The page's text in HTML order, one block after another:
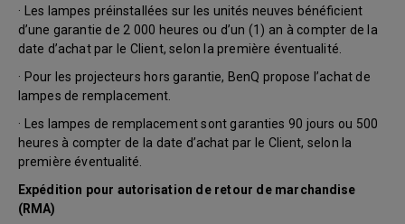
· Les lampes préinstallées sur les unités neuves bénéficient
d’une garantie de 2 000 heures ou d’un (1) an à compter de la
date d’achat par le Client, selon la première éventualité.
· Pour les projecteurs hors garantie, BenQ propose l’achat de
lampes de remplacement.
· Les lampes de remplacement sont garanties 90 jours ou 500
heures à compter de la date d’achat par le Client, selon la
première éventualité.
Expédition pour autorisation de retour de marchandise
(RMA)